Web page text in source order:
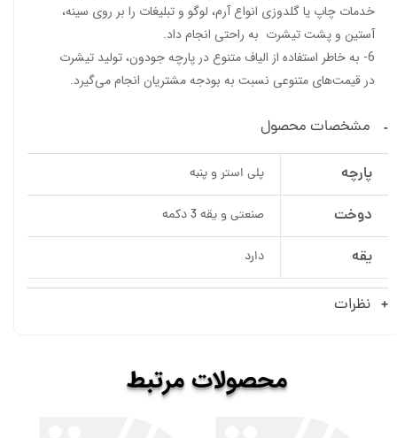
خدمات چاپ یا گلدوزی انواع آرم، لوگو و تبلیغات را بر روی سینه،
آستین و پشت تیشرت به راحتی انجام داد.
6- به‌ خاطر استفاده از الیاف متنوع در پارچه جودون، تولید تیشرت
در قیمت‌های متنوعی نسبت به بودجه مشتریان انجام می‌گیرد.
مشخصات محصول
پارچه پلی استر و پنبه
دوخت صنعتی و یقه 3 دکمه
یقه دارد
نظرات
​​محصولاتمرتبط